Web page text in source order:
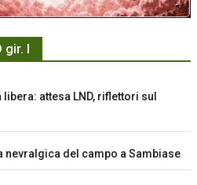
gir. I
attesa LND, riflettori sul
nevralgica del campo a Sambiase